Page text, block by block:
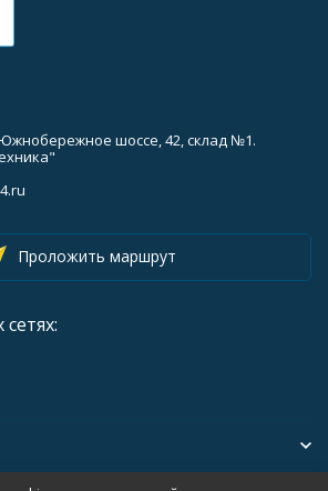
шоссе, 42, склад №1.
Проложить маршрут